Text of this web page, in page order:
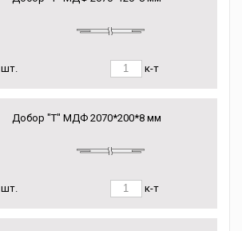
шт. к-т
Добор "Т" МДФ 2070*200*8 мм
шт. к-т